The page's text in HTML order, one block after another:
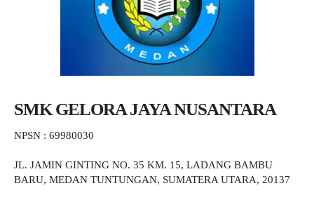
SMK GELORA JAYA NUSANTARA
NPSN : 69980030
JL. JAMIN GINTING NO. 35 KM. 15, LADANG BAMBU
BARU, MEDAN TUNTUNGAN, SUMATERA UTARA, 20137